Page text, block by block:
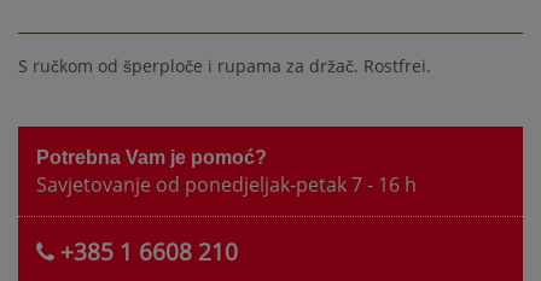
S ručkom od šperploče i rupama za držač. Rostfrei.
Potrebna Vam je pomoć?
Savjetovanje od ponedjeljak-petak 7 - 16 h
+385 1 6608 210